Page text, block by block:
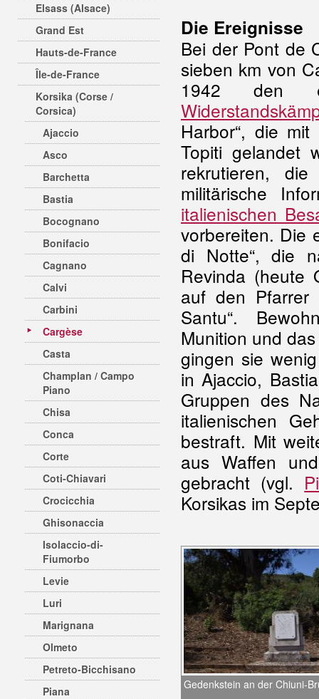
Elsass (Alsace)
Grand Est
Hauts-de-France
Île-de-France
Korsika (Corse /
Corsica)
Ajaccio
Asco
Barchetta
Bastia
Bocognano
Bonifacio
Cagnano
Calvi
Carbini
Cargèse
Casta
Champlan / Campo
Piano
Chisa
Conca
Corte
Coti-Chiavari
Crocicchia
Ghisonaccia
Isolaccio-di-
Fiumorbo
Levie
Luri
Marignana
Olmeto
Petreto-Bicchisano
Piana
Die Ereignisse
Bei der Pont de
sieben km von
1942 den
Harbor“, die
Topiti gelandet
rekrutieren,
militärische
italienischen
vorbereiten. Die
di Notte“, die
Revinda (heute
auf den Pfarrer
Santu“.
Munition und
gingen sie
in Ajaccio, Bastia
Gruppen des
italienischen
bestraft. Mit
aus Waffen
gebracht (vgl.
Korsikas im
Gedenkstein an der Chiuni-